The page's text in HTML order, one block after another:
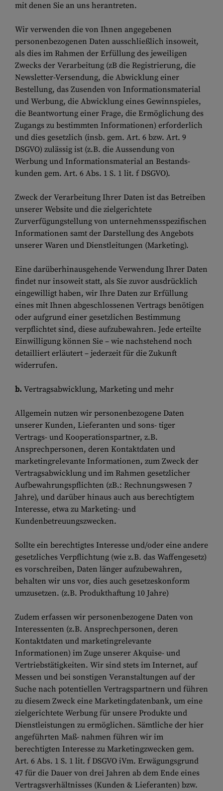
mit denen Sie an uns herantreten.
Wir verwenden die von Ihnen angegebenen
personenbezogenen Daten ausschließlich insoweit,
als dies im Rahmen der Erfüllung des jeweiligen
Zwecks der Verarbeitung (zB die Registrierung, die
Newsletter-Versendung, die Abwicklung einer
Bestellung, das Zusenden von Informationsmaterial
und Werbung, die Abwicklung eines Gewinnspieles,
die Beantwortung einer Frage, die Ermöglichung des
Zugangs zu bestimmten Informationen) erforderlich
und dies gesetzlich (insb. gem. Art. 6 bzw. Art. 9
DSGVO) zulässig ist (z.B. die Aussendung von
Werbung und Informationsmaterial an Bestands-
kunden gem. Art. 6 Abs. 1 S. 1 lit. f DSGVO).
Zweck der Verarbeitung Ihrer Daten ist das Betreiben
unserer Website und die zielgerichtete
Zurverfügungstellung von unternehmensspezifischen
Informationen samt der Darstellung des Angebots
unserer Waren und Dienstleitungen (Marketing).
Eine darüberhinausgehende Verwendung Ihrer Daten
findet nur insoweit statt, als Sie zuvor ausdrücklich
eingewilligt haben, wir Ihre Daten zur Erfüllung
eines mit Ihnen abgeschlossenen Vertrags benötigen
oder aufgrund einer gesetzlichen Bestimmung
verpflichtet sind, diese aufzubewahren. Jede erteilte
Einwilligung können Sie – wie nachstehend noch
detailliert erläutert – jederzeit für die Zukunft
widerrufen.
b. Vertragsabwicklung, Marketing und mehr
Allgemein nutzen wir personenbezogene Daten
unserer Kunden, Lieferanten und sons- tiger
Vertrags- und Kooperationspartner, z.B.
Ansprechpersonen, deren Kontaktdaten und
marketingrelevante Informationen, zum Zweck der
Vertragsabwicklung und im Rahmen gesetzlicher
Aufbewahrungspflichten (zB.: Rechnungswesen 7
Jahre), und darüber hinaus auch aus berechtigtem
Interesse, etwa zu Marketing- und
Kundenbetreuungszwecken.
Sollte ein berechtigtes Interesse und/oder eine andere
gesetzliches Verpflichtung (wie z.B. das Waffengesetz)
es vorschreiben, Daten länger aufzubewahren,
behalten wir uns vor, dies auch gesetzeskonform
umzusetzen. (z.B. Produkthaftung 10 Jahre)
Zudem erfassen wir personenbezogene Daten von
Interessenten (z.B. Ansprechpersonen, deren
Kontaktdaten und marketingrelevante
Informationen) im Zuge unserer Akquise- und
Vertriebstätigkeiten. Wir sind stets im Internet, auf
Messen und bei sonstigen Veranstaltungen auf der
Suche nach potentiellen Vertragspartnern und führen
zu diesem Zweck eine Marketingdatenbank, um eine
zielgerichtete Werbung für unsere Produkte und
Dienstleistungen zu ermöglichen. Sämtliche der hier
angeführten Maß- nahmen führen wir im
berechtigten Interesse zu Marketingzwecken gem.
Art. 6 Abs. 1 S. 1 lit. f DSGVO iVm. Erwägungsgrund
47 für die Dauer von drei Jahren ab dem Ende eines
Vertragsverhältnisses (Kunden & Lieferanten) bzw.